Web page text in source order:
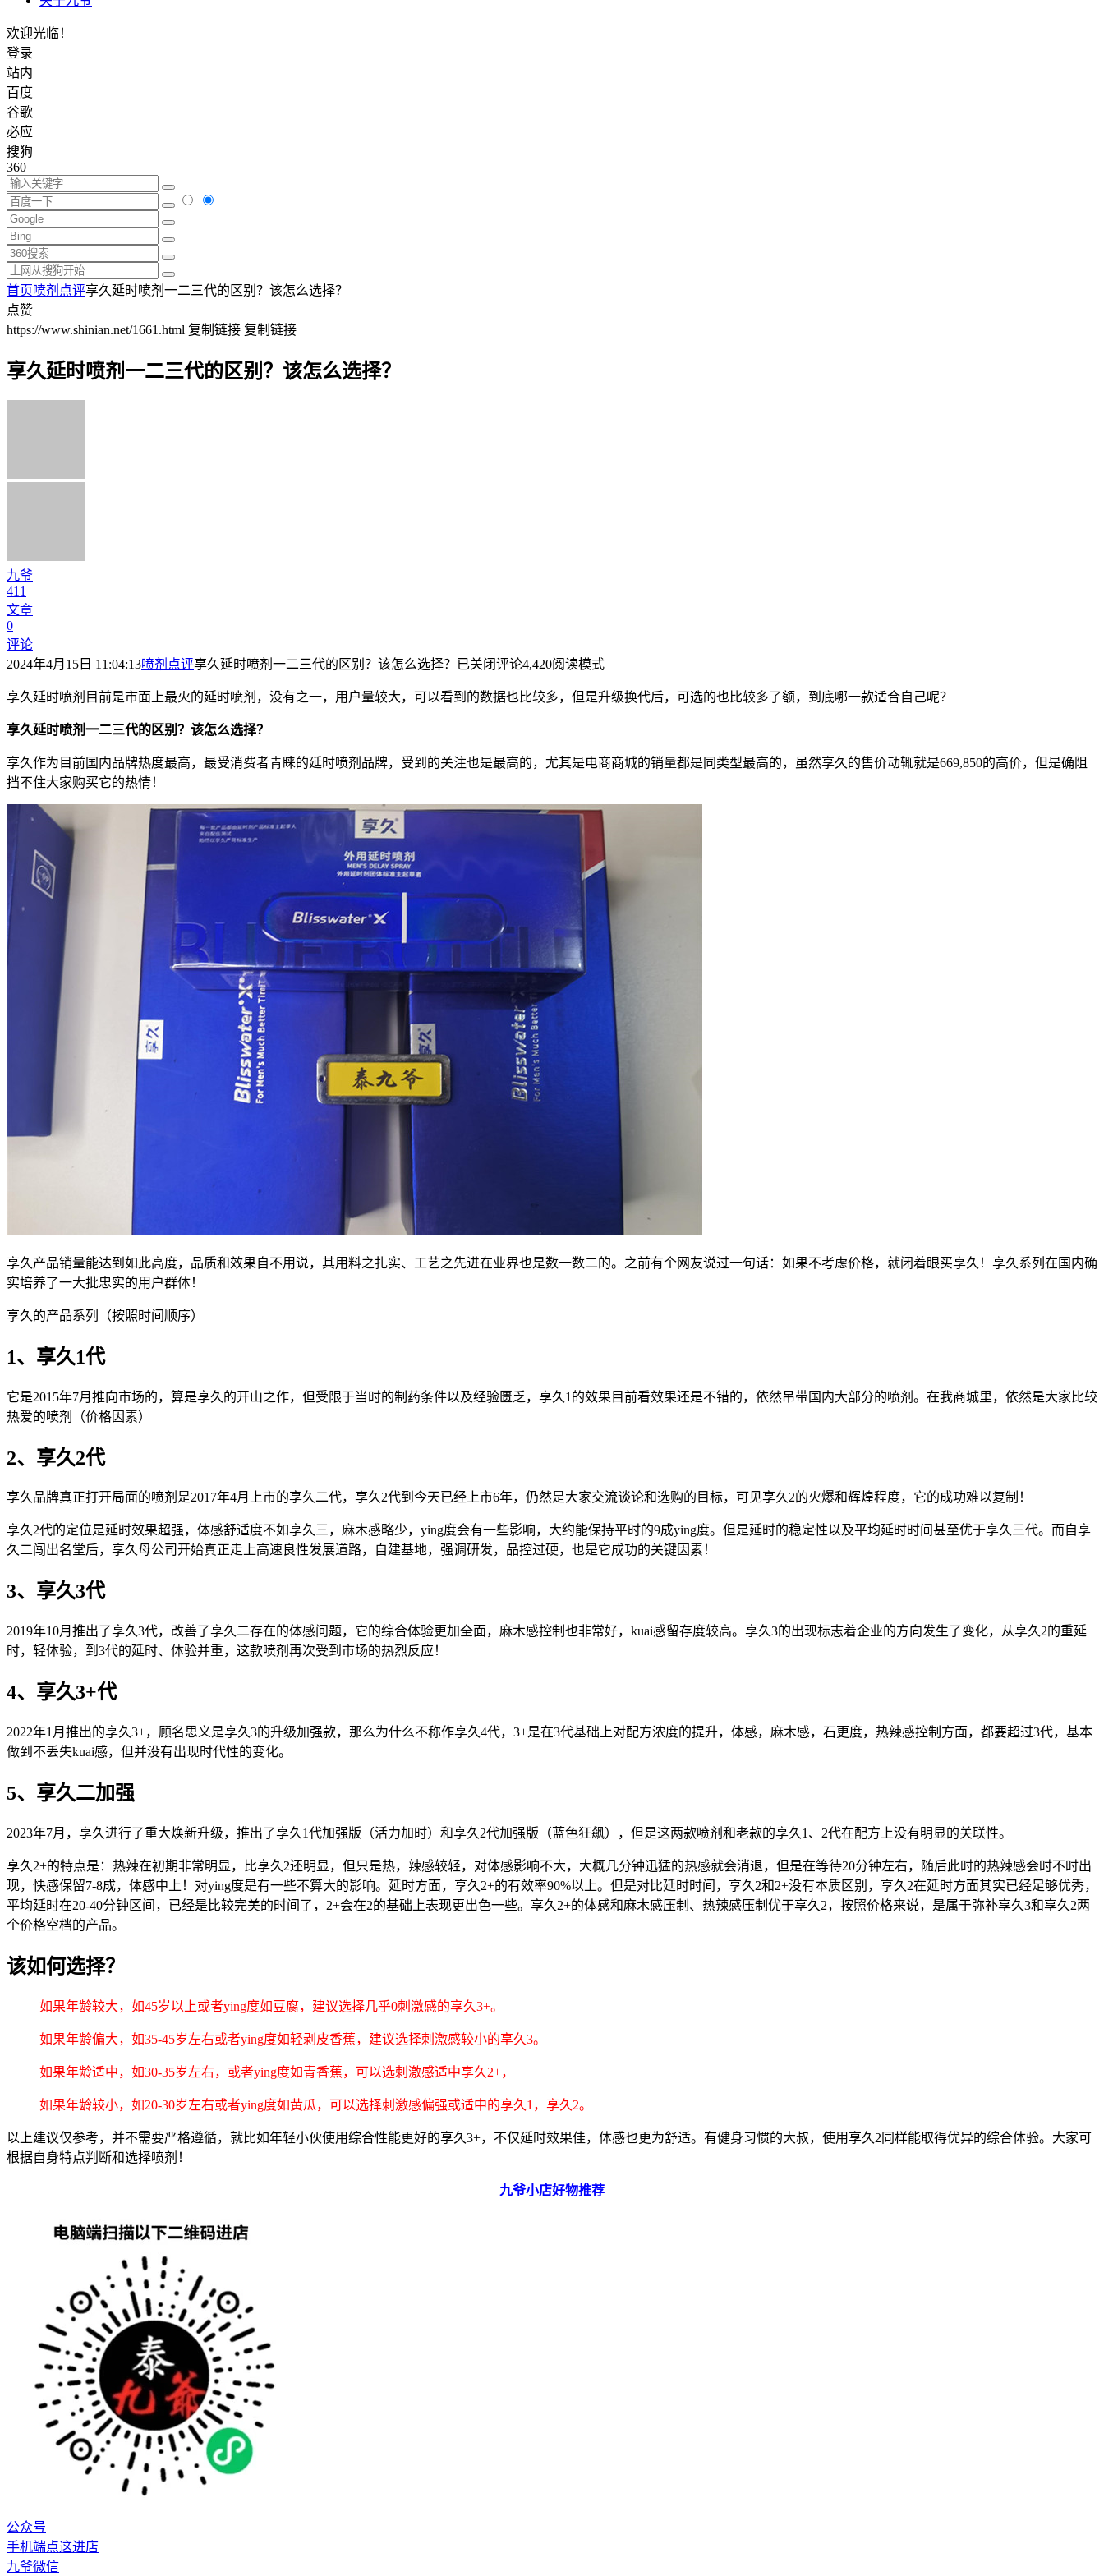
欢迎光临！
登录
站内
百度
谷歌
必应
搜狗
360
首页喷剂点评享久延时喷剂一二三代的区别？该怎么选择？
点赞
https://www.shinian.net/1661.html 复制链接 复制链接
享久延时喷剂一二三代的区别？该怎么选择？
九爷
411
文章
0
评论
2024年4月15日 11:04:13喷剂点评享久延时喷剂一二三代的区别？该怎么选择？ 已关闭评论4,420阅读模式
享久延时喷剂目前是市面上最火的延时喷剂，没有之一，用户量较大，可以看到的数据也比较多，但是升级换代后，可选的也比较多了额，到底哪一款适合自己呢？
享久延时喷剂一二三代的区别？该怎么选择？
享久作为目前国内品牌热度最高，最受消费者青睐的延时喷剂品牌，受到的关注也是最高的，尤其是电商商城的销量都是同类型最高的，虽然享久的售价动辄就是669,850的高价，但是确阻
挡不住大家购买它的热情！
享久产品销量能达到如此高度，品质和效果自不用说，其用料之扎实、工艺之先进在业界也是数一数二的。之前有个网友说过一句话：如果不考虑价格，就闭着眼买享久！享久系列在国内确
实培养了一大批忠实的用户群体！
享久的产品系列（按照时间顺序）
1、享久1代
它是2015年7月推向市场的，算是享久的开山之作，但受限于当时的制药条件以及经验匮乏，享久1的效果目前看效果还是不错的，依然吊带国内大部分的喷剂。在我商城里，依然是大家比较
热爱的喷剂（价格因素）
2、享久2代
享久品牌真正打开局面的喷剂是2017年4月上市的享久二代，享久2代到今天已经上市6年，仍然是大家交流谈论和选购的目标，可见享久2的火爆和辉煌程度，它的成功难以复制！
享久2代的定位是延时效果超强，体感舒适度不如享久三，麻木感略少，ying度会有一些影响，大约能保持平时的9成ying度。但是延时的稳定性以及平均延时时间甚至优于享久三代。而自享
久二闯出名堂后，享久母公司开始真正走上高速良性发展道路，自建基地，强调研发，品控过硬，也是它成功的关键因素！
3、享久3代
2019年10月推出了享久3代，改善了享久二存在的体感问题，它的综合体验更加全面，麻木感控制也非常好，kuai感留存度较高。享久3的出现标志着企业的方向发生了变化，从享久2的重延
时，轻体验，到3代的延时、体验并重，这款喷剂再次受到市场的热烈反应！
4、享久3+代
2022年1月推出的享久3+，顾名思义是享久3的升级加强款，那么为什么不称作享久4代，3+是在3代基础上对配方浓度的提升，体感，麻木感，石更度，热辣感控制方面，都要超过3代，基本
做到不丢失kuai感，但并没有出现时代性的变化。
5、享久二加强
2023年7月，享久进行了重大焕新升级，推出了享久1代加强版（活力加时）和享久2代加强版（蓝色狂飙），但是这两款喷剂和老款的享久1、2代在配方上没有明显的关联性。
享久2+的特点是：热辣在初期非常明显，比享久2还明显，但只是热，辣感较轻，对体感影响不大，大概几分钟迅猛的热感就会消退，但是在等待20分钟左右，随后此时的热辣感会时不时出
现，快感保留7-8成，体感中上！对ying度是有一些不算大的影响。延时方面，享久2+的有效率90%以上。但是对比延时时间，享久2和2+没有本质区别，享久2在延时方面其实已经足够优秀，
平均延时在20-40分钟区间，已经是比较完美的时间了，2+会在2的基础上表现更出色一些。享久2+的体感和麻木感压制、热辣感压制优于享久2，按照价格来说，是属于弥补享久3和享久2两
个价格空档的产品。
该如何选择？
如果年龄较大，如45岁以上或者ying度如豆腐，建议选择几乎0刺激感的享久3+。
如果年龄偏大，如35-45岁左右或者ying度如轻剥皮香蕉，建议选择刺激感较小的享久3。
如果年龄适中，如30-35岁左右，或者ying度如青香蕉，可以选刺激感适中享久2+，
如果年龄较小，如20-30岁左右或者ying度如黄瓜，可以选择刺激感偏强或适中的享久1，享久2。
以上建议仅参考，并不需要严格遵循，就比如年轻小伙使用综合性能更好的享久3+，不仅延时效果佳，体感也更为舒适。有健身习惯的大叔，使用享久2同样能取得优异的综合体验。大家可
根据自身特点判断和选择喷剂！
九爷小店好物推荐
公众号
手机端点这进店
九爷微信